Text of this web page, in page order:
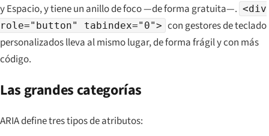
y Espacio, y tiene un anillo de foco —de forma gratuita—. <div
role="button" tabindex="0"> con gestores de teclado
personalizados lleva al mismo lugar, de forma frágil y con más
código.
Las grandes categorías
ARIA define tres tipos de atributos: